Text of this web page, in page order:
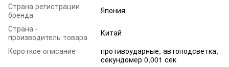
Страна регистрации
бренда
Япония
Страна -
производитель товара
Китай
Короткое описание
противоударные, автоподсветка,
секундомер 0,001 сек